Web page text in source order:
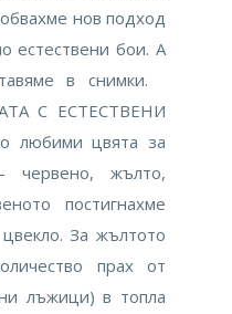
нов подход
естествени бои. А
в снимки.
С ЕСТЕСТВЕНИ
любими цвята за
червено, жълто,
постигнахме
За жълтото
прах от
лъжици) в топла